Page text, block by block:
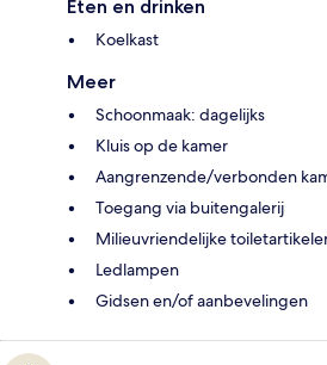
Eten en drinken
Koelkast
Meer
Schoonmaak: dagelijks
Kluis op de kamer
Aangrenzende/verbonden
Toegang via buitengalerij
Milieuvriendelijke
Ledlampen
Gidsen en/of aanbevelingen